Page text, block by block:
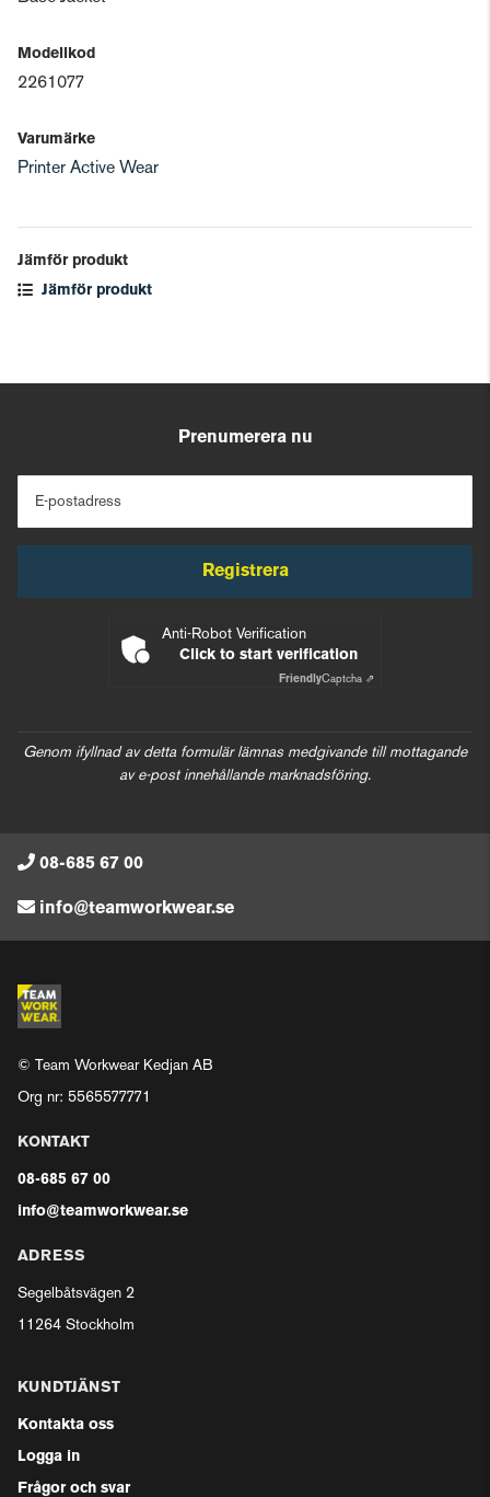
Modellkod
2261077
Varumärke
Printer Active Wear
Jämför produkt
Jämför produkt
Prenumerera nu
E-postadress
Registrera
Anti-Robot Verification
Click to start verification
FriendlyCaptcha ⇗
Genom ifyllnad av detta formulär lämnas medgivande till mottagande
av e-post innehållande marknadsföring.
08-685 67 00
info@teamworkwear.se
© Team Workwear Kedjan AB
Org nr: 5565577771
KONTAKT
08-685 67 00
info@teamworkwear.se
ADRESS
Segelbåtsvägen 2
11264 Stockholm
KUNDTJÄNST
Kontakta oss
Logga in
Frågor och svar